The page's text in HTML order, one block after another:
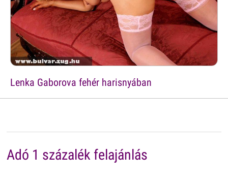
Lenka Gaborova fehér harisnyában
Adó 1 százalék felajánlás